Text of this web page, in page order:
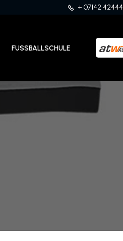
+ 07142 42444
FUSSBALLSCHULE